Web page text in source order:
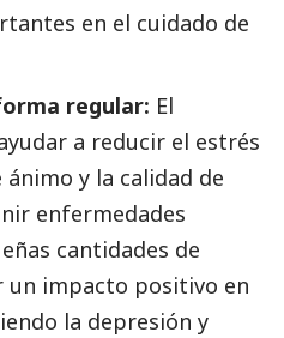
en el cuidado de
regular: El
a reducir el estrés
y la calidad de
enfermedades
cantidades de
un impacto positivo en
la depresión y